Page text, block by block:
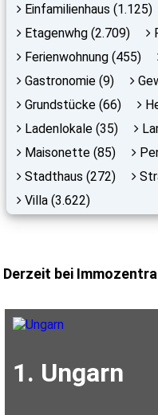
Einfamilienhaus (1.125)
Etagenwhg (2.709)
Ferienwohnung (455)
Gastronomie (9)
Grundstücke (66)
Ladenlokale (35)
Maisonette (85)
Stadthaus (272)
Villa (3.622)
Derzeit bei
1. Ungarn